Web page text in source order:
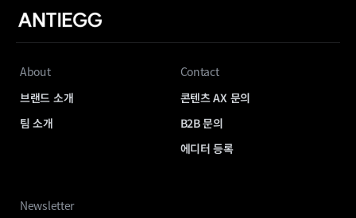
About
브랜드 소개
팀 소개
Contact
콘텐츠 AX 문의
B2B 문의
에디터 등록
Newsletter